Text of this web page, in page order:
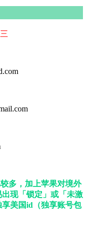
多，加上苹果对境外
现「锁定」或「未激
美国id（独享账号包